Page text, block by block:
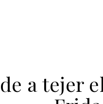
a tejer